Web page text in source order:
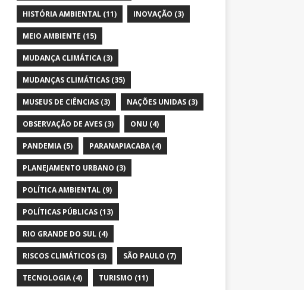
HISTÓRIA AMBIENTAL(11) INOVAÇÃO (3)
MEIO AMBIENTE (15)
MUDANÇA CLIMÁTICA(3)
MUDANÇAS CLIMÁTICAS(35)
MUSEUS DE CIÊNCIAS(3) NAÇÕES UNIDAS(3)
OBSERVAÇÃO DE AVES(3) ONU (4)
PANDEMIA(5) PARANAPIACABA(4)
PLANEJAMENTO URBANO (3)
POLÍTICA AMBIENTAL(9)
POLÍTICAS PÚBLICAS(13)
RIO GRANDE DO SUL(4)
RISCOS CLIMÁTICOS(3) SÃO PAULO (7)
TECNOLOGIA(4) TURISMO (11)